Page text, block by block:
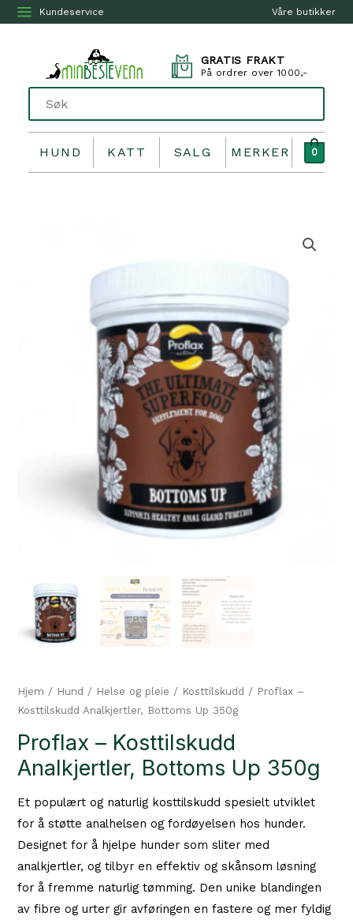
Våre butikker
Kundeservice
GRATIS FRAKT
På ordrer over 1000,-
HUND KATT SALG MERKER 0
Hjem / Hund / Helse og pleie / Kosttilskudd / Proflax –
Kosttilskudd Analkjertler, Bottoms Up 350g
Proflax – Kosttilskudd
Analkjertler, Bottoms Up 350g
Et populært og naturlig kosttilskudd spesielt utviklet
for å støtte analhelsen og fordøyelsen hos hunder.
Designet for å hjelpe hunder som sliter med
analkjertler, og tilbyr en effektiv og skånsom løsning
for å fremme naturlig tømming. Den unike blandingen
av fibre og urter gir avføringen en fastere og mer fyldig